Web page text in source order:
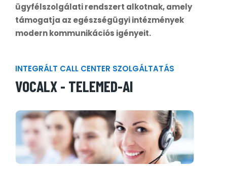
ügyfélszolgálati rendszert alkotnak, amely
támogatja az egészségügyi intézmények
modern kommunikációs igényeit.
INTEGRÁLT CALL CENTER SZOLGÁLTATÁS
VOCALX - TELEMED-AI